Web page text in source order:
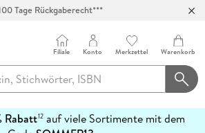
Tage Rückgaberecht***
Filiale Konto Merkzettel Warenkorb
Rabatt12auf viele Sortimente mit dem